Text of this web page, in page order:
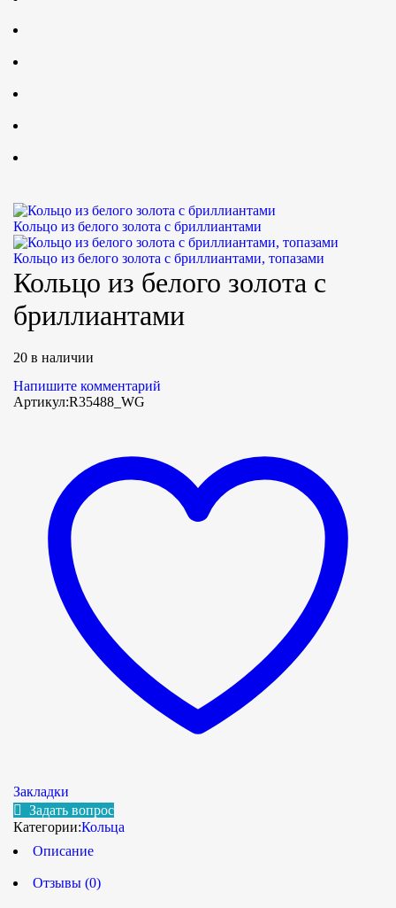
Кольцо из белого золота с бриллиантами
Кольцо из белого золота с бриллиантами, топазами
Кольцо из белого золота с
бриллиантами
20 в наличии
Напишите комментарий
Артикул:R35488_WG
Закладки
Задать вопрос
Категории:Кольца
Описание
Отзывы (0)